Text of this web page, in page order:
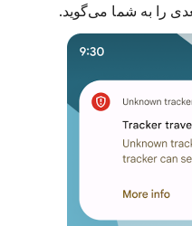
را به شما می‌گوید.